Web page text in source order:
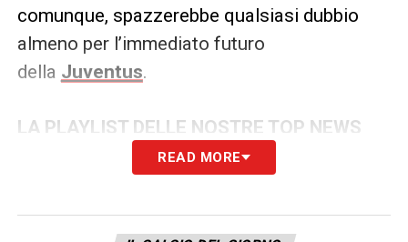
comunque, spazzerebbe qualsiasi dubbio
almeno per l’immediato futuro
della Juventus.
LA PLAYLIST DELLE NOSTRE TOP NEWS
READ MORE